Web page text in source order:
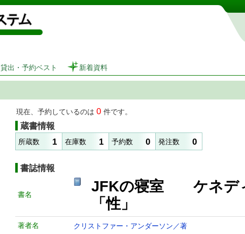
図書館 蔵書検索・予約システム
貸出・予約ベスト 新着資料
現在、予約しているのは 0 件です。
蔵書情報
所蔵数 1 在庫数 1 予約数 0 発注数 0
書誌情報
書名
JFKの寝室 ケネディ
「性」
著者名 クリストファー・アンダーソン／著